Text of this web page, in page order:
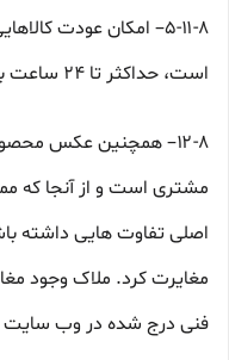
۵-۱۱-۸– امکان عودت
است، حداکثر تا ۲۴ ساعت بعد از تکمیل سفارش می باشد.
۱۲-۸– همچنین عکس
مشتری است و از آنجا که
اصلی تفاوت هایی داشته
مغایرت کرد. ملاک وجود
فنی درج شده در وب